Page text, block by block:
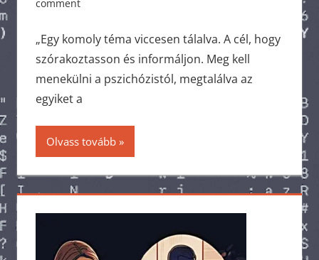
comment
„Egy komoly téma viccesen tálalva. A cél, hogy
szórakoztasson és informáljon. Meg kell
menekülni a pszichózistól, megtalálva az
egyiket a
Olvass tovább